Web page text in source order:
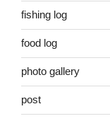
fishing log
food log
photo gallery
post